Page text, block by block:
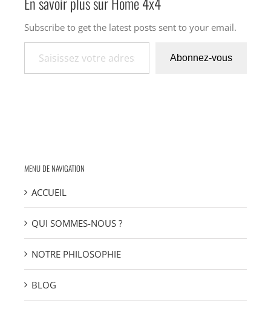
Subscribe to get the latest posts sent to your email.
Saisissez votre adresse e-mail…
Abonnez-vous
MENU DE NAVIGATION
ACCUEIL
QUI SOMMES-NOUS ?
NOTRE PHILOSOPHIE
BLOG